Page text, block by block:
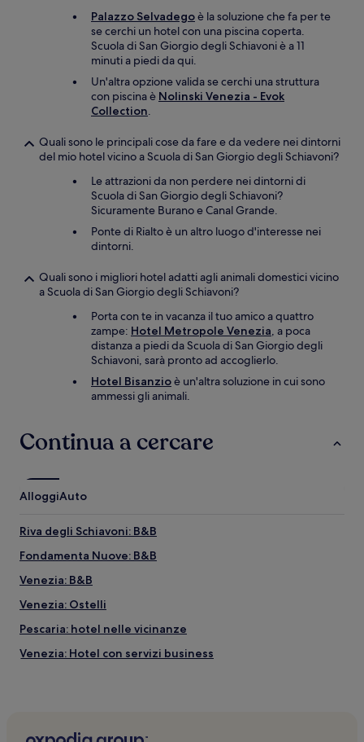
Palazzo Selvadegoè la soluzione che fa per te
se cerchi un hotel con una piscina coperta.
Scuola di San Giorgio degli Schiavoni è a 11
minuti a piedi da qui.
Un'altra opzione valida se cerchi una struttura
con piscina è Nolinski Venezia - Evok
Collection.
Quali sono le principali cose da fare e da vedere nei dintorni
del mio hotel vicino a Scuola di San Giorgio degli Schiavoni?
Le attrazioni da non perdere nei dintorni di
Scuola di San Giorgio degli Schiavoni?
Sicuramente Burano e Canal Grande.
Ponte di Rialto è un altro luogo d'interesse nei
dintorni.
Quali sono i migliori hotel adatti agli animali domestici vicino
a Scuola di San Giorgio degli Schiavoni?
Porta con te in vacanza il tuo amico a quattro
zampe: Hotel Metropole Venezia, a poca
distanza a piedi da Scuola di San Giorgio degli
Schiavoni, sarà pronto ad accoglierlo.
Hotel Bisanzioè un'altra soluzione in cui sono
ammessi gli animali.
Continua a cercare
AlloggiAuto
Riva degli Schiavoni: B&B
Fondamenta Nuove: B&B
Venezia: B&B
Venezia: Ostelli
Pescaria: hotel nelle vicinanze
Venezia: Hotel con servizi business